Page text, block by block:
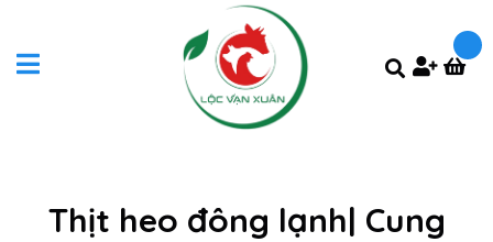
Thịt heo đông lạnh| Cung